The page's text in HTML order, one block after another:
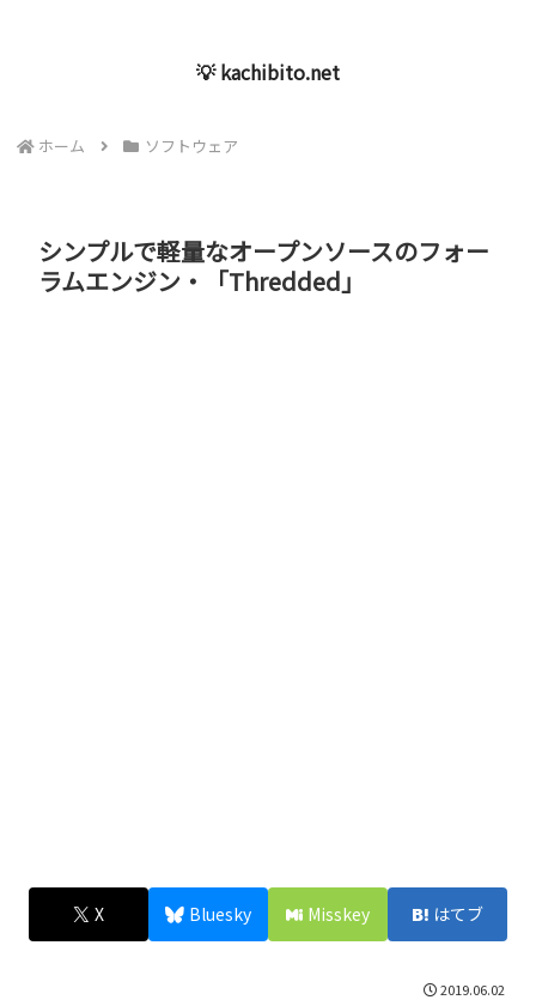
💡 kachibito.net
ホーム ソフトウェア
シンプルで軽量なオープンソースのフォー
ラムエンジン・「Thredded」
X Bluesky Misskey はてブ
2019.06.02